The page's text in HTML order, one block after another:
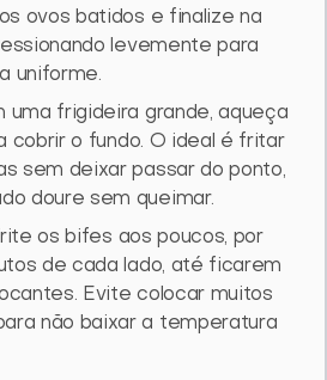
ovos batidos e finalize na
levemente para
uniforme.
uma frigideira grande, aqueça
cobrir o fundo. O ideal é fritar
sem deixar passar do ponto,
doure sem queimar.
os bifes aos poucos, por
de cada lado, até ficarem
Evite colocar muitos
não baixar a temperatura